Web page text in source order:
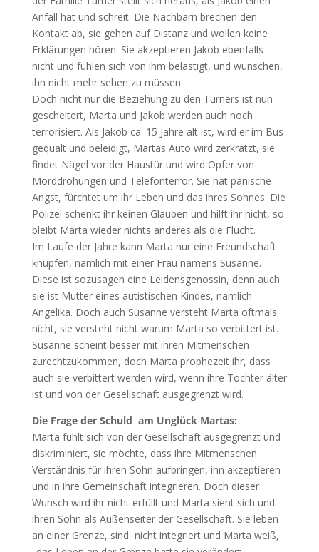
Anfall hat und schreit. Die Nachbarn brechen den
Kontakt ab, sie gehen auf Distanz und wollen keine
Erklärungen hören. Sie akzeptieren Jakob ebenfalls
nicht und fühlen sich von ihm belästigt, und wünschen,
ihn nicht mehr sehen zu müssen.
Doch nicht nur die Beziehung zu den Turners ist nun
gescheitert, Marta und Jakob werden auch noch
terrorisiert. Als Jakob ca. 15 Jahre alt ist, wird er im Bus
gequält und beleidigt, Martas Auto wird zerkratzt, sie
findet Nägel vor der Haustür und wird Opfer von
Morddrohungen und Telefonterror. Sie hat panische
Angst, fürchtet um ihr Leben und das ihres Sohnes. Die
Polizei schenkt ihr keinen Glauben und hilft ihr nicht, so
bleibt Marta wieder nichts anderes als die Flucht.
Im Laufe der Jahre kann Marta nur eine Freundschaft
knüpfen, nämlich mit einer Frau namens Susanne.
Diese ist sozusagen eine Leidensgenossin, denn auch
sie ist Mutter eines autistischen Kindes, nämlich
Angelika. Doch auch Susanne versteht Marta oftmals
nicht, sie versteht nicht warum Marta so verbittert ist.
Susanne scheint besser mit ihren Mitmenschen
zurechtzukommen, doch Marta prophezeit ihr, dass
auch sie verbittert werden wird, wenn ihre Tochter älter
ist und von der Gesellschaft ausgegrenzt wird.
Die Frage der Schuld am Unglück Martas:
Marta fühlt sich von der Gesellschaft ausgegrenzt und
diskriminiert, sie möchte, dass ihre Mitmenschen
Verständnis für ihren Sohn aufbringen, ihn akzeptieren
und in ihre Gemeinschaft integrieren. Doch dieser
Wunsch wird ihr nicht erfüllt und Marta sieht sich und
ihren Sohn als Außenseiter der Gesellschaft. Sie leben
an einer Grenze, sind nicht integriert und Marta weiß,